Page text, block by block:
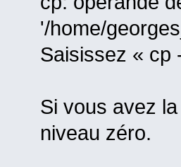
'/home/
Saisissez « cp
Si vous avez
niveau zéro.